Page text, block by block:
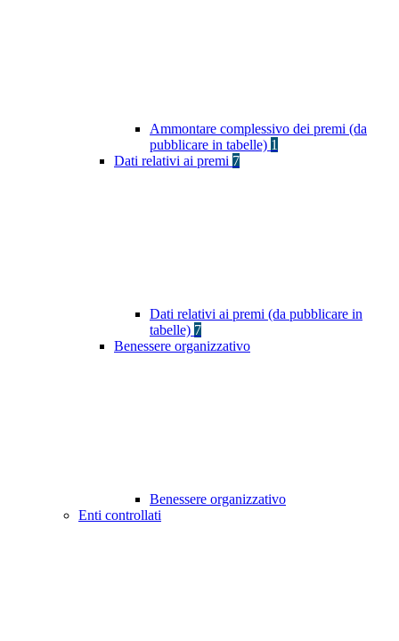
Ammontare complessivo dei premi (da
pubblicare in tabelle) 1
Dati relativi ai premi 7
Dati relativi ai premi (da pubblicare in
tabelle) 7
Benessere organizzativo
Benessere organizzativo
Enti controllati